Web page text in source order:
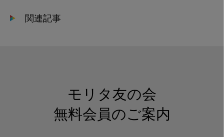
関連記事
モリタ友の会
無料会員のご案内